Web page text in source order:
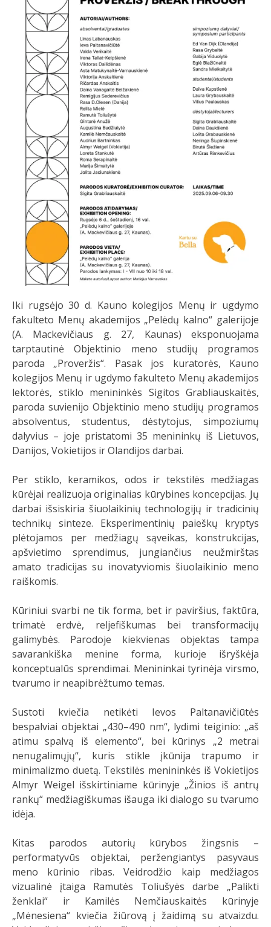
Iki rugsėjo 30 d. Kauno kolegijos Menų ir ugdymo
fakulteto Menų akademijos „Pelėdų kalno“ galerijoje
(A. Mackevičiaus g. 27, Kaunas) eksponuojama
tarptautinė Objektinio meno studijų programos
paroda „Proveržis“. Pasak jos kuratorės, Kauno
kolegijos Menų ir ugdymo fakulteto Menų akademijos
lektorės, stiklo menininkės Sigitos Grabliauskaitės,
paroda suvienijo Objektinio meno studijų programos
absolventus, studentus, dėstytojus, simpoziumų
dalyvius – joje pristatomi 35 menininkų iš Lietuvos,
Danijos, Vokietijos ir Olandijos darbai.
Per stiklo, keramikos, odos ir tekstilės medžiagas
kūrėjai realizuoja originalias kūrybines koncepcijas. Jų
darbai išsiskiria šiuolaikinių technologijų ir tradicinių
technikų sinteze. Eksperimentinių paieškų kryptys
plėtojamos per medžiagų sąveikas, konstrukcijas,
apšvietimo sprendimus, jungiančius neužmirštas
amato tradicijas su inovatyviomis šiuolaikinio meno
raiškomis.
Kūriniui svarbi ne tik forma, bet ir paviršius, faktūra,
trimatė erdvė, reljefiškumas bei transformacijų
galimybės. Parodoje kiekvienas objektas tampa
savarankiška menine forma, kurioje išryškėja
konceptualūs sprendimai. Menininkai tyrinėja virsmo,
tvarumo ir neapibrėžtumo temas.
Sustoti kviečia netikėti Ievos Paltanavičiūtės
bespalviai objektai „430–490 nm“, lydimi teiginio: „aš
atimu spalvą iš elemento“, bei kūrinys „2 metrai
nenugalimųjų“, kuris stikle įkūnija trapumo ir
minimalizmo duetą. Tekstilės menininkės iš Vokietijos
Almyr Weigel išskirtiniame kūrinyje „Žinios iš antrų
rankų“ medžiagiškumas išauga iki dialogo su tvarumo
idėja.
Kitas parodos autorių kūrybos žingsnis –
performatyvūs objektai, peržengiantys pasyvaus
meno kūrinio ribas. Veidrodžio kaip medžiagos
vizualinė įtaiga Ramutės Toliušyės darbe „Palikti
ženklai“ ir Kamilės Nemčiauskaitės kūrinyje
„Mėnesiena“ kviečia žiūrovą į žaidimą su atvaizdu.